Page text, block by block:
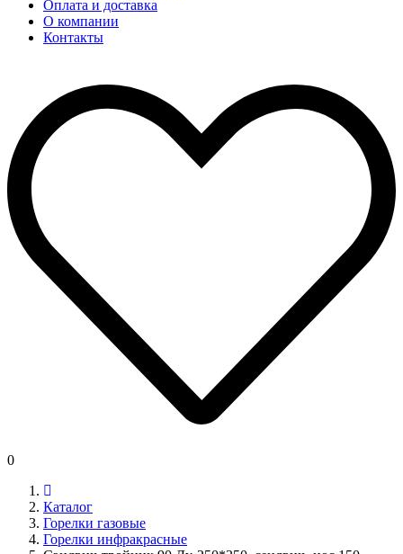
Оплата и доставка
О компании
Контакты
0
Каталог
Горелки газовые
Горелки инфракрасные